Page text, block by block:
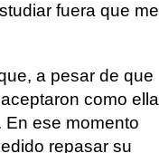
fuera que me
a pesar de que
como ella
ese momento
repasar su